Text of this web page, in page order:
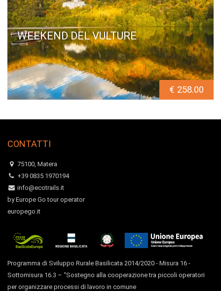
WEEKEND DEL VULTURE
€ 258.00
CONTATTI
75100, Matera
+39 0835 1970194
info@ecotrails.it
by Europe Go tour operator
europego.it
Programma di Sviluppo Rurale Basilicata 2014/2020 - Misura 16 -
Sottomisura 16.3 – “Sostegno alla cooperazione tra piccoli operatori
per organizzare processi di lavoro in comune